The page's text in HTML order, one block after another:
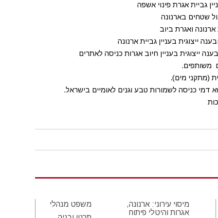
מיסוי עירוני: ארנונה,
אגרות והיטלי פיתוח
משפט מנהלי